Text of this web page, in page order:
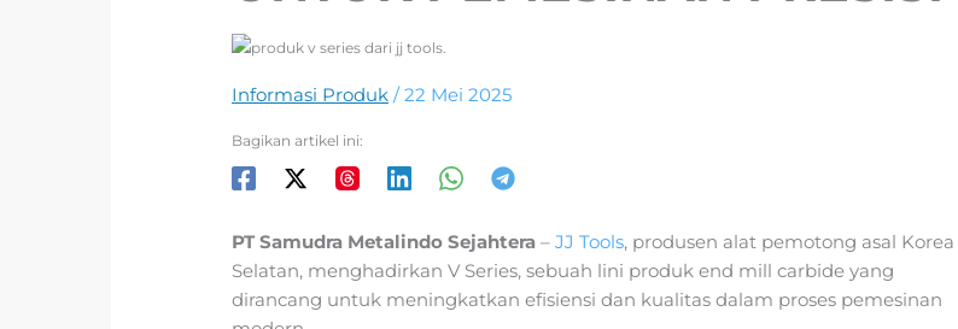
Informasi Produk /22 Mei 2025
Bagikan artikel ini:
PT Samudra Metalindo Sejahtera –JJ Tools, produsen alat pemotong asal Korea
Selatan, menghadirkan V Series, sebuah lini produk end mill carbide yang
dirancang untuk meningkatkan efisiensi dan kualitas dalam proses pemesinan